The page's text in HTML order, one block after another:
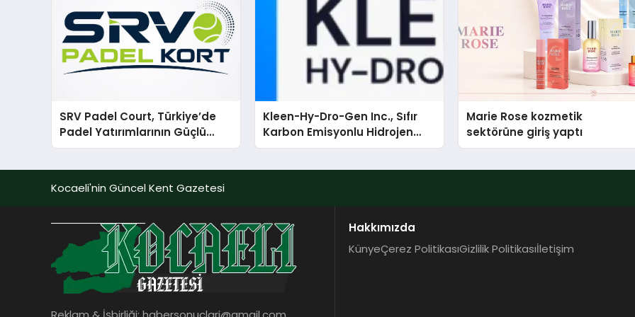
SRV Padel Court, Türkiye’de
Padel Yatırımlarının Güçlü
Markası Olmayı Sürdürüyor
Kleen-Hy-Dro-Gen Inc., Sıfır
Karbon Emisyonlu Hidrojen
Isıtma Teknolojisinde ISO ve
Marie Rose kozmetik
sektörüne giriş yaptı
Kocaeli'nin Güncel Kent Gazetesi
Hakkımızda
KünyeÇerez PolitikasıGizlilik Politikasıİletişim